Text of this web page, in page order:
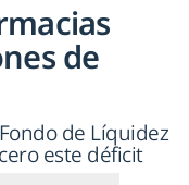
de
de Líquidez
este déficit